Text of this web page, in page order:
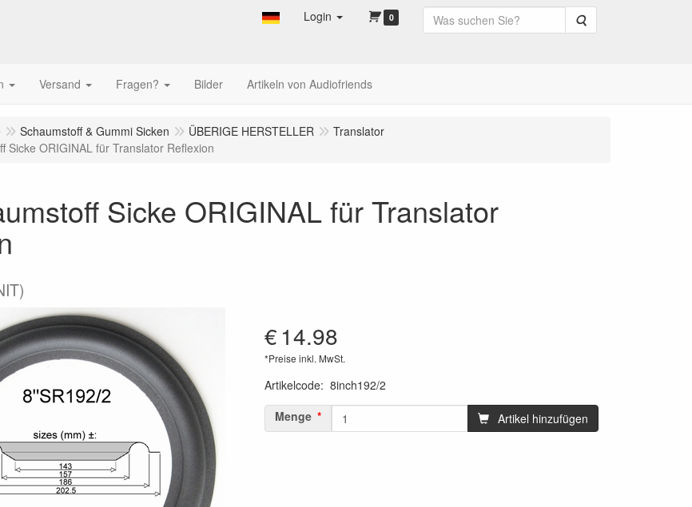
Login 0 Suche
Versand Fragen? Bilder Artikeln von Audiofriends
Schaumstoff & Gummi Sicken ÜBERIGE HERSTELLER
Translator
Sicke ORIGINAL für Translator Reflexion
Sicke ORIGINAL für Translator
€14.98
*Preise inkl. MwSt.
Artikelcode: 8inch192/2
Menge
Artikel hinzufügen